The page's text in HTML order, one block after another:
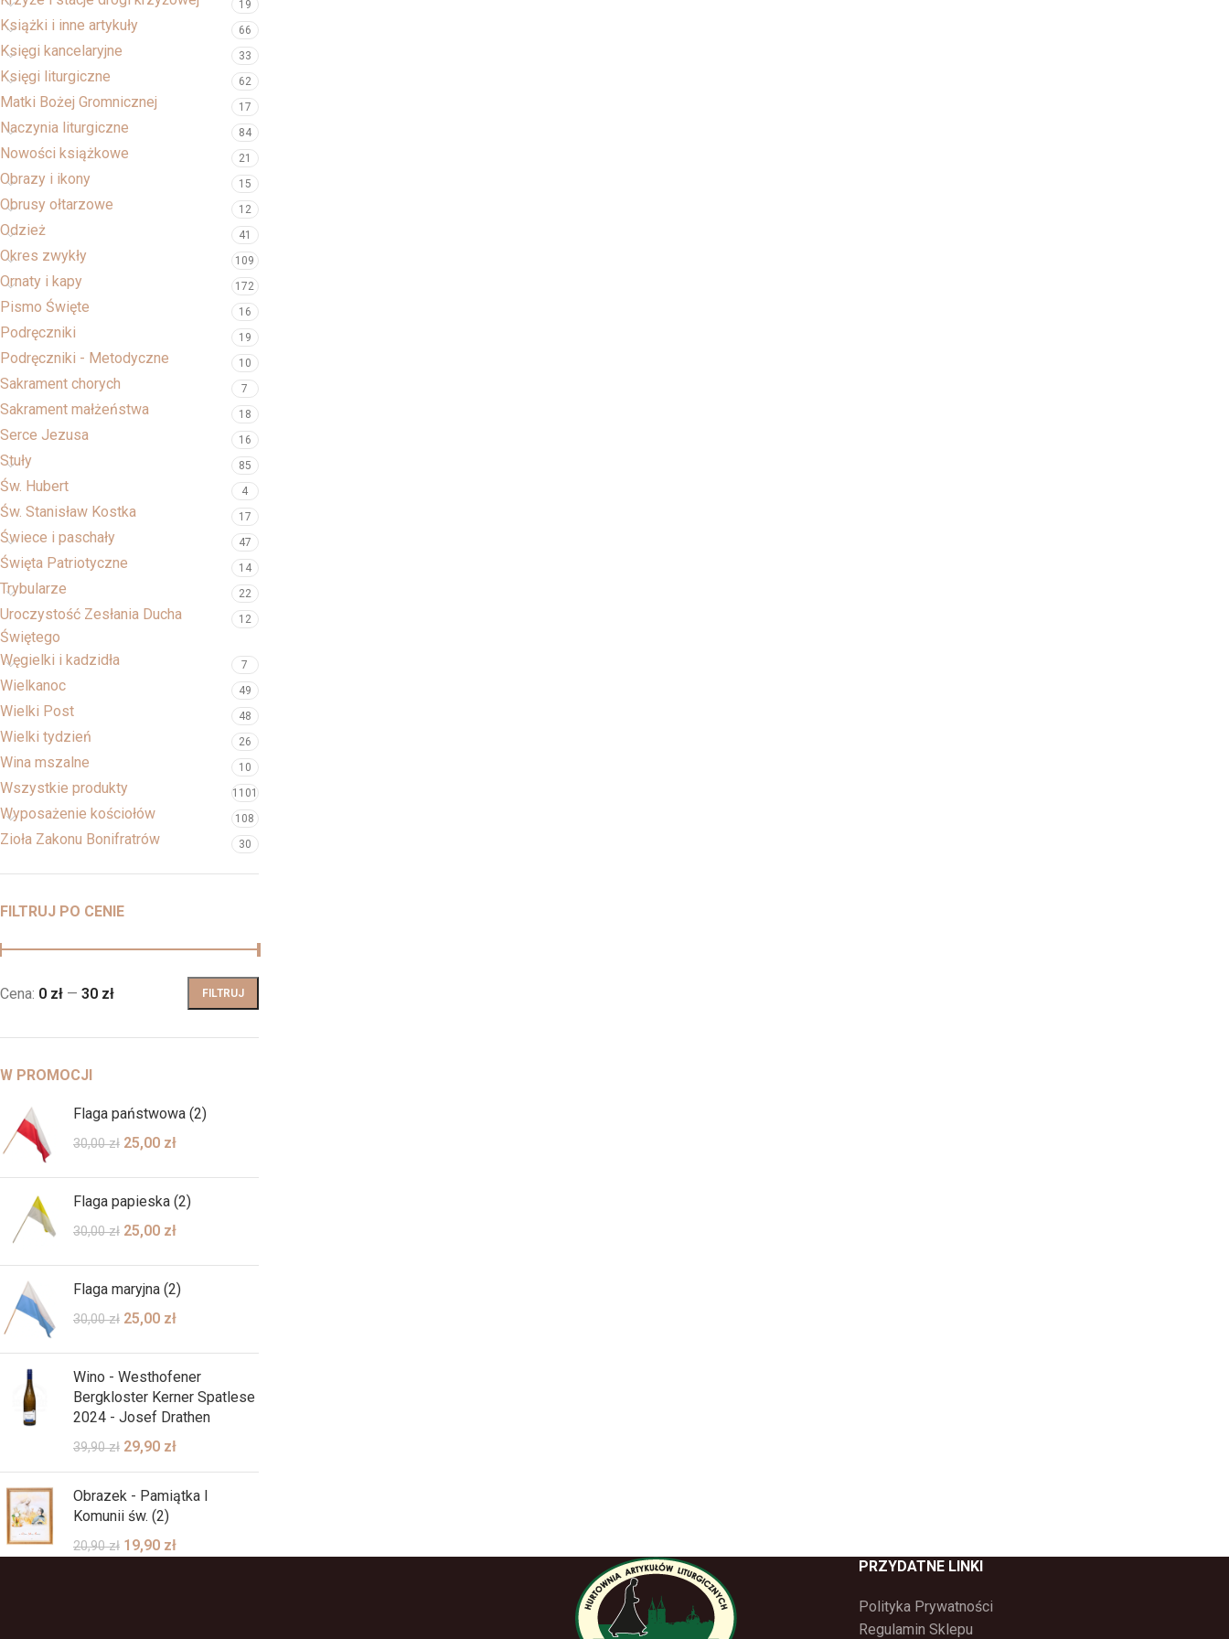
19
Książki i inne artykuły 66
Księgi kancelaryjne 33
Księgi liturgiczne 62
Matki Bożej Gromnicznej 17
Naczynia liturgiczne 84
Nowości książkowe 21
Obrazy i ikony 15
Obrusy ołtarzowe 12
Odzież 41
Okres zwykły 109
Ornaty i kapy 172
Pismo Święte 16
Podręczniki 19
Podręczniki - Metodyczne 10
Sakrament chorych 7
Sakrament małżeństwa 18
Serce Jezusa 16
Stuły 85
Św. Hubert 4
Św. Stanisław Kostka 17
Świece i paschały 47
Święta Patriotyczne 14
Trybularze 22
Uroczystość Zesłania Ducha
Świętego
12
Węgielki i kadzidła 7
Wielkanoc 49
Wielki Post 48
Wielki tydzień 26
Wina mszalne 10
Wszystkie produkty 1101
Wyposażenie kościołów 108
Zioła Zakonu Bonifratrów 30
FILTRUJ PO CENIE
FILTRUJ
Cena: 0 zł — 30 zł
W PROMOCJI
Flaga państwowa (2)
30,00zł 25,00 zł
Flaga papieska (2)
30,00zł 25,00 zł
Flaga maryjna (2)
30,00zł 25,00 zł
Wino - Westhofener
Bergkloster Kerner Spatlese
2024 - Josef Drathen
39,90zł 29,90 zł
Obrazek - Pamiątka I
Komunii św. (2)
20,90zł 19,90 zł
PRZYDATNE LINKI
Polityka Prywatności
Regulamin Sklepu